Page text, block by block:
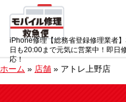
iPhone修理【総務省登録修理業者
日も20:00まで元気に営業中！即日
応！
ホーム » 店舗 » アトレ上野店